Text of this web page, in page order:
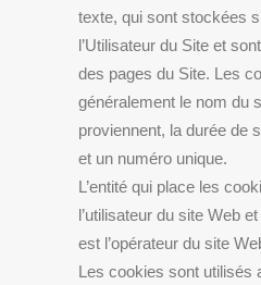
texte, qui sont stockées
l’Utilisateur du Site et
des pages du Site. Les
généralement le nom du
proviennent, la durée de
et un numéro unique.
L’entité qui place les
l’utilisateur du site Web
est l’opérateur du site
Les cookies sont utilisés